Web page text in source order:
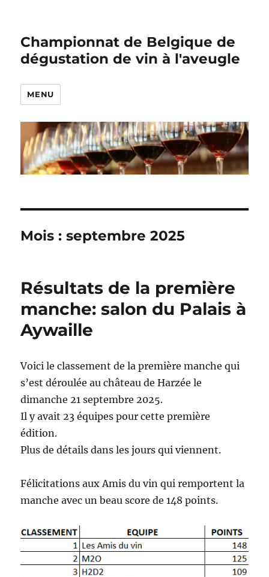
Championnat de Belgique de
dégustation de vin à l'aveugle
MENU
Mois :septembre 2025
Résultats de la première
manche: salon du Palais à
Aywaille
Voici le classement de la première manche qui
s’est déroulée au château de Harzée le
dimanche 21 septembre 2025.
Il y avait 23 équipes pour cette première
édition.
Plus de détails dans les jours qui viennent.
Félicitations aux Amis du vin qui remportent la
manche avec un beau score de 148 points.